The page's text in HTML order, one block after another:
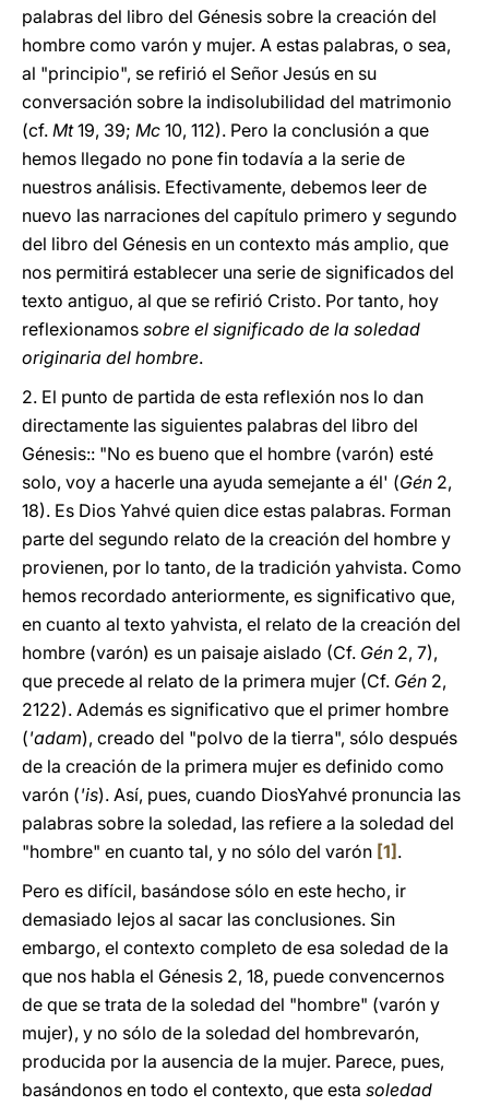
palabras del libro del Génesis sobre la creación del
hombre como varón y mujer. A estas palabras, o sea,
al "principio", se refirió el Señor Jesús en su
conversación sobre la indisolubilidad del matrimonio
(cf. Mt19, 39; Mc 10, 112). Pero la conclusión a que
hemos llegado no pone fin todavía a la serie de
nuestros análisis. Efectivamente, debemos leer de
nuevo las narraciones del capítulo primero y segundo
del libro del Génesis en un contexto más amplio, que
nos permitirá establecer una serie de significados del
texto antiguo, al que se refirió Cristo. Por tanto, hoy
reflexionamos sobre el significado de la soledad
originaria del hombre.
2. El punto de partida de esta reflexión nos lo dan
directamente las siguientes palabras del libro del
Génesis:: "No es bueno que el hombre (varón) esté
solo, voy a hacerle una ayuda semejante a él' (Gén 2,
18). Es Dios Yahvé quien dice estas palabras. Forman
parte del segundo relato de la creación del hombre y
provienen, por lo tanto, de la tradición yahvista. Como
hemos recordado anteriormente, es significativo que,
en cuanto al texto yahvista, el relato de la creación del
hombre (varón) es un paisaje aislado (Cf. Gén 2, 7),
que precede al relato de la primera mujer (Cf. Gén 2,
2122). Además es significativo que el primer hombre
('adam), creado del "polvo de la tierra", sólo después
de la creación de la primera mujer es definido como
varón ('is). Así, pues, cuando DiosYahvé pronuncia las
palabras sobre la soledad, las refiere a la soledad del
"hombre" en cuanto tal, y no sólo del varón [1] .
Pero es difícil, basándose sólo en este hecho, ir
demasiado lejos al sacar las conclusiones. Sin
embargo, el contexto completo de esa soledad de la
que nos habla el Génesis 2, 18, puede convencernos
de que se trata de la soledad del "hombre" (varón y
mujer), y no sólo de la soledad del hombrevarón,
producida por la ausencia de la mujer. Parece, pues,
basándonos en todo el contexto, que esta soledad